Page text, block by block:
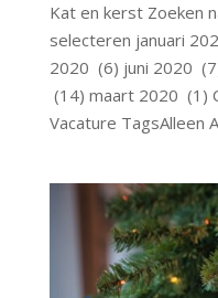
Kat en kerst Zoeken
selecteren januari
2020 (6) juni 2020
(14) maart 2020 (1)
Vacature TagsAlleen